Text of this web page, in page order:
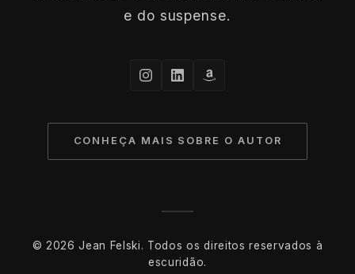
e do suspense.
CONHEÇA MAIS SOBRE O AUTOR
© 2026 Jean Felski. Todos os direitos reservados à
escuridão.